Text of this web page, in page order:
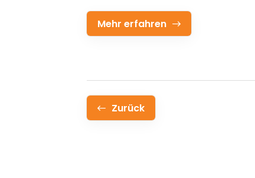
Mehr erfahren
Zurück